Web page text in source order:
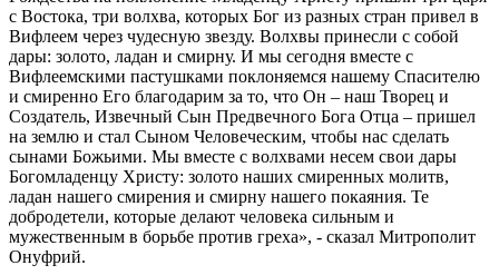
с Востока, три волхва, которых Бог из разных стран привел в
Вифлеем через чудесную звезду. Волхвы принесли с собой
дары: золото, ладан и смирну. И мы сегодня вместе с
Вифлеемскими пастушками поклоняемся нашему Спасителю
и смиренно Его благодарим за то, что Он – наш Творец и
Создатель, Извечный Сын Предвечного Бога Отца – пришел
на землю и стал Сыном Человеческим, чтобы нас сделать
сынами Божьими. Мы вместе с волхвами несем свои дары
Богомладенцу Христу: золото наших смиренных молитв,
ладан нашего смирения и смирну нашего покаяния. Те
добродетели, которые делают человека сильным и
мужественным в борьбе против греха», - сказал Митрополит
Онуфрий.